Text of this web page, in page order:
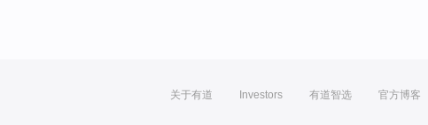
关于有道 Investors 有道智选 官方博客